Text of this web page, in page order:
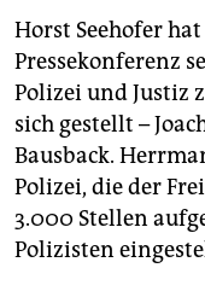
Horst Seehofer
Pressekonferenz
Polizei und Justiz
sich gestellt –
Bausback.
Polizei, die der
3.000 Stellen
Polizisten